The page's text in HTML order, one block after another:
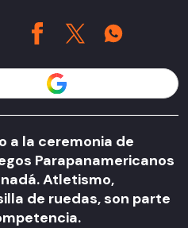
a la ceremonia de
Parapanamericanos
Atletismo,
de ruedas, son parte